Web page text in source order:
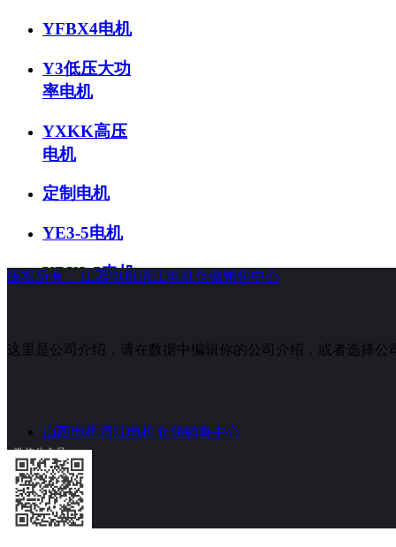
YFBX4电机
Y3低压大功
率电机
YXKK高压
电机
定制电机
YE3-5电机
YBX3-5电机
YVF变频电
YZR起重电
机
版权所有： 山西电机清江电机仓储销售中心
这里是公司介绍，请在数据中编辑你的公司介绍，或者选择
山西电机清江电机仓储销售中心
微信公众号